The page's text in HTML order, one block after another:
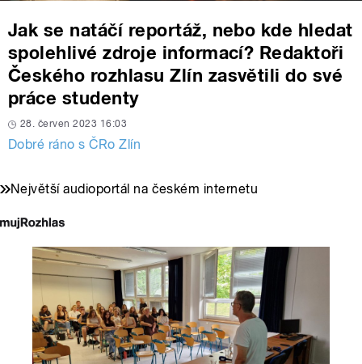
Jak se natáčí reportáž, nebo kde hledat
spolehlivé zdroje informací? Redaktoři
Českého rozhlasu Zlín zasvětili do své
práce studenty
28. červen 2023 16:03
Dobré ráno s ČRo Zlín
Největší audioportál na českém internetu